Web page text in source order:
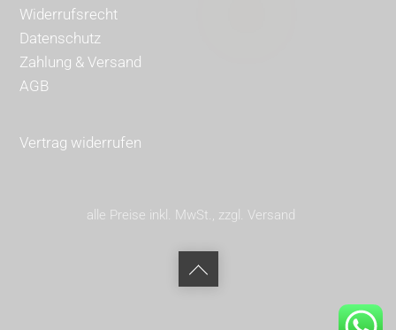
Widerrufsrecht
Datenschutz
Zahlung & Versand
AGB
Vertrag widerrufen
Back
alle Preise inkl. MwSt., zzgl. Versand